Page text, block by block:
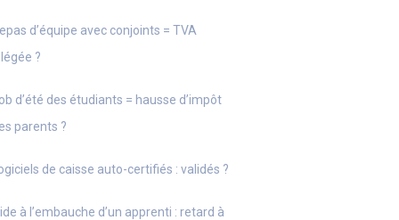
d’équipe avec conjoints = TVA
?
d’été des étudiants = hausse d’impôt
parents ?
de caisse auto-certifiés : validés ?
à l’embauche d’un apprenti : retard à